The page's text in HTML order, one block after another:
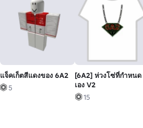
แจ็คเก็ตสีแดงของ 6A2
5
[6A2] ห่วงโซ่ที่กําหนด
เอง V2
15